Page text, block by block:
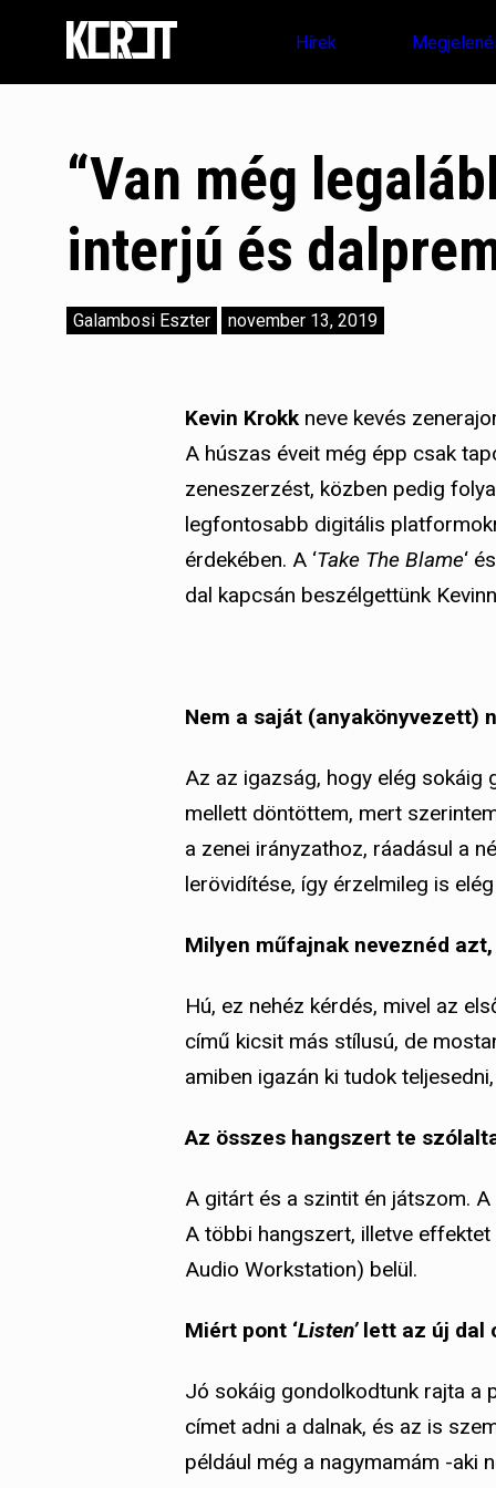
Hírek
“Van még
interjú és
Galambosi Eszter november 13, 2019
Kevin Krokkneve kevés
A húszas éveit még épp csak
zeneszerzést, közben pedig
legfontosabb digitális
érdekében. A ‘Take The Blame‘
dal kapcsán beszélgettünk
Nem a saját (anyakönyvezett)
Az az igazság, hogy elég sokáig
mellett döntöttem, mert
a zenei irányzathoz, ráadásul a
lerövidítése, így érzelmileg is
Milyen műfajnak neveznéd
Hú, ez nehéz kérdés, mivel az
című kicsit más stílusú, de
amiben igazán ki tudok
Az összes hangszert te
A gitárt és a szintit én játszom.
A többi hangszert, illetve
Audio Workstation) belül.
Miért pont ‘Listen’lett az új dal
Jó sokáig gondolkodtunk rajta a
címet adni a dalnak, és az is
például még a nagymamám -aki